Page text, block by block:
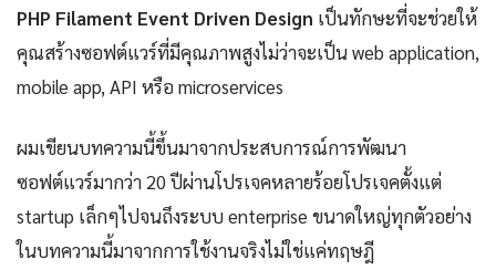
PHP Filament Event Driven Design เป็นทักษะที่จะช่วยให้
คุณสร้างซอฟต์แวร์ที่มีคุณภาพสูงไม่ว่าจะเป็น web application,
mobile app, API หรือ microservices
ผมเขียนบทความนี้ขึ้นมาจากประสบการณ์การพัฒนา
ซอฟต์แวร์มากว่า 20 ปีผ่านโปรเจคหลายร้อยโปรเจคตั้งแต่
startup เล็กๆไปจนถึงระบบ enterprise ขนาดใหญ่ทุกตัวอย่าง
ในบทความนี้มาจากการใช้งานจริงไม่ใช่แค่ทฤษฎี